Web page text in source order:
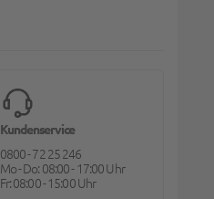
Kundenservice
0800 - 72 25 246
Mo - Do: 08:00 - 17:00 Uhr
Fr: 08:00 - 15:00 Uhr